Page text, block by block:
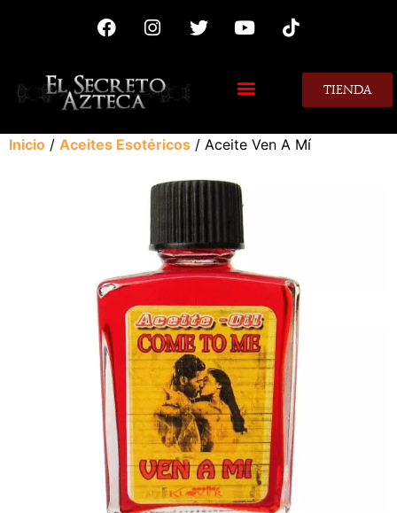
TIENDA
Inicio / Aceites Esotéricos / Aceite Ven A Mí